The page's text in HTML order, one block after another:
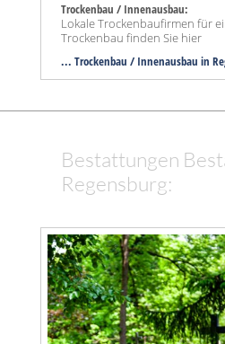
Trockenbau / Innenausbau:
Lokale Trockenbaufirmen für
Trockenbau finden Sie hier
... Trockenbau / Innenausbau in
Bestattungen
Regensburg: